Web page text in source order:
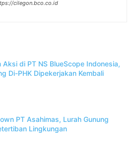
cilegon.bco.co.id
Aksi di PT NS BlueScope Indonesia,
Di-PHK Dipekerjakan Kembali
PT Asahimas, Lurah Gunung
Lingkungan